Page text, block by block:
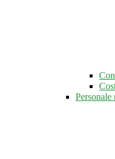
Personale